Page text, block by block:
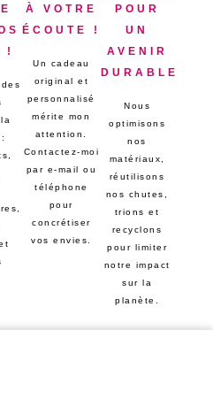
!
À VOTRE
ÉCOUTE !
Un cadeau
original et
personnalisé
mérite mon
attention.
Contactez-moi
par e-mail ou
téléphone
pour
concrétiser
vos envies.
POUR
UN
AVENIR
DURABLE
Nous
optimisons
nos
matériaux,
réutilisons
nos chutes,
trions et
recyclons
pour limiter
notre impact
sur la
planète.